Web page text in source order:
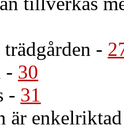
-
- 30
- 31
är enkelriktad